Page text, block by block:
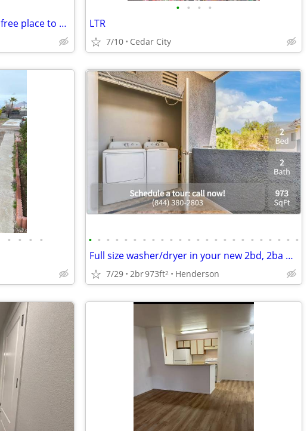
Need a vacation in VEGAS with free place to stay?
• • • •
LTR
7/10 Cedar City
• • • • • • • • • • • • • • • • • • • • • • • • • • • •
Full size washer/dryer in your new 2bd, 2ba 6-8 WEEKS FREE!
7/29 2br973ft2 Henderson